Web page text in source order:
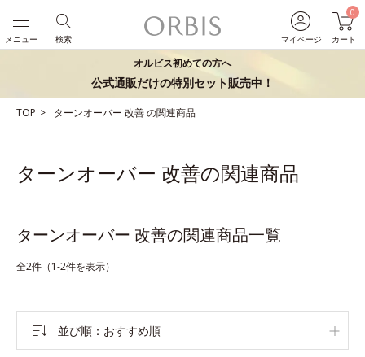
マイページ
0
カート
検索
メニュー
オルビス初めての方へ
公式通販だけの特別セット販売中！
TOP ターンオーバー 改善の関連商品
ターンオーバー 改善の関連商品
ターンオーバー 改善の関連商品一覧
全2件（1-2件を表示）
並び順 おすすめ順